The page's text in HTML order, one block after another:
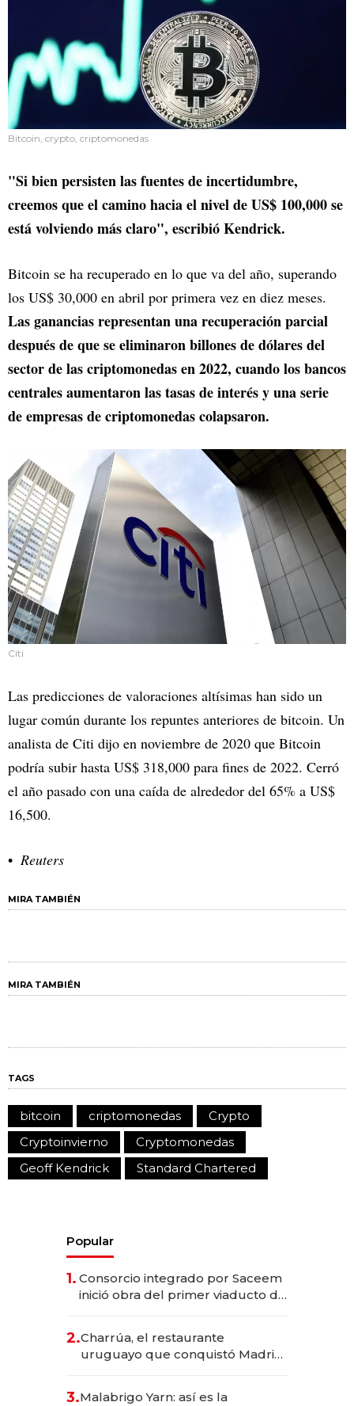
Bitcoin, crypto, criptomonedas
"Si bien persisten las fuentes de incertidumbre,
creemos que el camino hacia el nivel de US$ 100,000 se
está volviendo más claro", escribió Kendrick.
Bitcoin se ha recuperado en lo que va del año, superando
los US$ 30,000 en abril por primera vez en diez meses.
Las ganancias representan una recuperación parcial
después de que se eliminaron billones de dólares del
sector de las criptomonedas en 2022, cuando los bancos
centrales aumentaron las tasas de interés y una serie
de empresas de criptomonedas colapsaron.
Citi
Las predicciones de valoraciones altísimas han sido un
lugar común durante los repuntes anteriores de bitcoin. Un
analista de Citi dijo en noviembre de 2020 que Bitcoin
podría subir hasta US$ 318,000 para fines de 2022. Cerró
el año pasado con una caída de alrededor del 65% a US$
16,500.
Reuters
MIRA TAMBIÉN
MIRA TAMBIÉN
TAGS
bitcoin criptomonedas
Crypto
Cryptoinvierno
Cryptomonedas
Geoff Kendrick
Standard Chartered
Popular
1. Consorcio integrado por Saceem
inició obra del primer viaducto de
millones
2.Charrúa, el restaurante
uruguayo que conquistó Madrid:
3.Malabrigo Yarn: así es la